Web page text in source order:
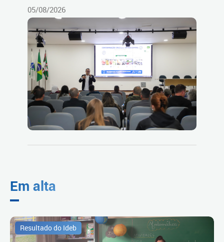
05/08/2026
Em alta
Resultado do Ideb